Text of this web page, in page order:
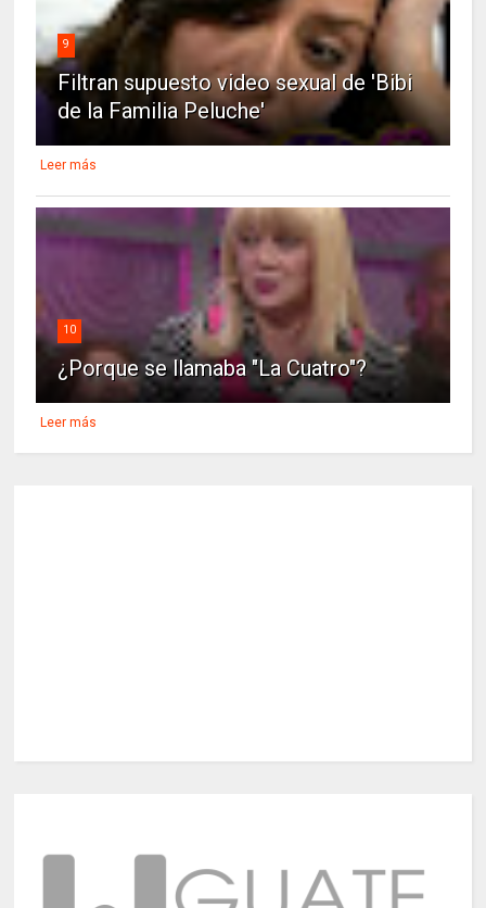
9
Filtran supuesto video sexual de 'Bibi
de la Familia Peluche'
Leer más
10
¿Porque se llamaba "La Cuatro"?
Leer más